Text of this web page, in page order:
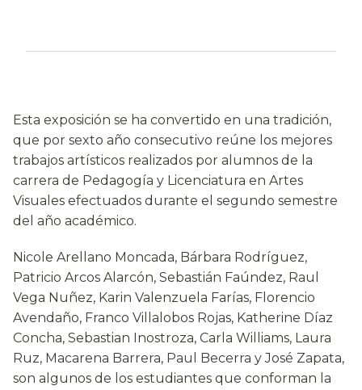
Esta exposición se ha convertido en una tradición,
que por sexto año consecutivo reúne los mejores
trabajos artísticos realizados por alumnos de la
carrera de Pedagogía y Licenciatura en Artes
Visuales efectuados durante el segundo semestre
del año académico.
Nicole Arellano Moncada, Bárbara Rodríguez,
Patricio Arcos Alarcón, Sebastián Faúndez, Raul
Vega Nuñez, Karin Valenzuela Farías, Florencio
Avendaño, Franco Villalobos Rojas, Katherine Díaz
Concha, Sebastian Inostroza, Carla Williams, Laura
Ruz, Macarena Barrera, Paul Becerra y José Zapata,
son algunos de los estudiantes que conforman la